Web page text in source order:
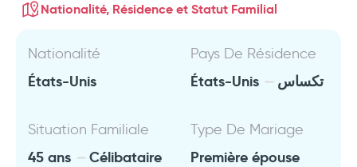
Nationalité, Résidence et Statut Familial
Nationalité
États-Unis
Pays De Résidence
États-Unis تكساس
Situation Familiale
45 ans
Célibataire
Type De Mariage
Première épouse